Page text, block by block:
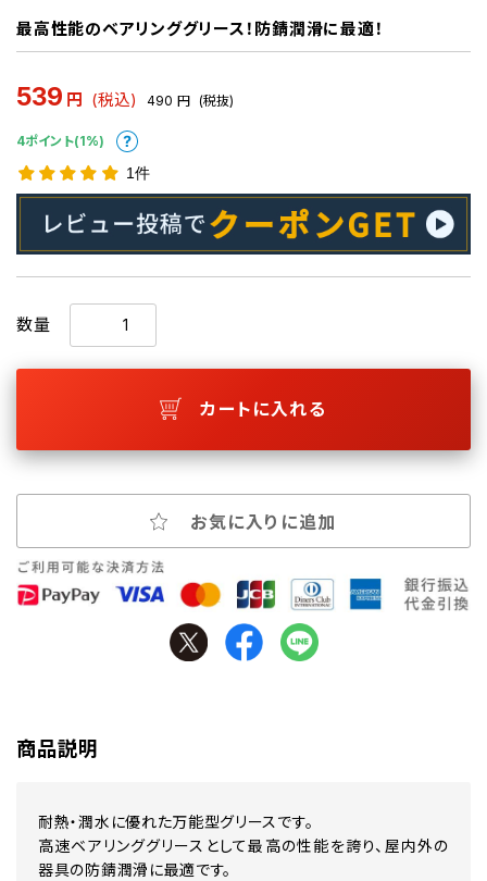
最高性能のベアリンググリース！防錆潤滑に最適！
539 円 (税込) 490 円 (税抜)
4ポイント(1%)
1件
数量
カートに入れる
お気に入りに追加
商品説明
耐熱・潤水に優れた万能型グリースです。
高速ベアリンググリースとして最高の性能を誇り、屋内外の
器具の防錆潤滑に最適です。